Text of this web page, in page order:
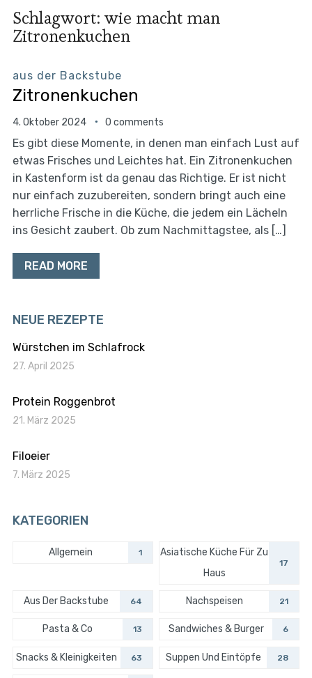
Schlagwort: wie macht man
Zitronenkuchen
aus der Backstube
Zitronenkuchen
4. Oktober 2024 0 comments
Es gibt diese Momente, in denen man einfach Lust auf
etwas Frisches und Leichtes hat. Ein Zitronenkuchen
in Kastenform ist da genau das Richtige. Er ist nicht
nur einfach zuzubereiten, sondern bringt auch eine
herrliche Frische in die Küche, die jedem ein Lächeln
ins Gesicht zaubert. Ob zum Nachmittagstee, als […]
READ MORE
NEUE REZEPTE
Würstchen im Schlafrock
27. April 2025
Protein Roggenbrot
21. März 2025
Filoeier
7. März 2025
KATEGORIEN
Allgemein 1
Asiatische Küche Für Zu
Haus
17
Aus Der Backstube 64 Nachspeisen 21
Pasta & Co 13 Sandwiches & Burger 6
Snacks & Kleinigkeiten 63 Suppen Und Eintöpfe 28